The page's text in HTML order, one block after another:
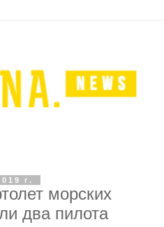
г.
морских
два пилота